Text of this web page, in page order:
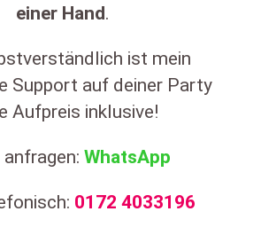
einer Hand.
ist mein
Support auf deiner Party
Aufpreis inklusive!
WhatsApp
0172 4033196